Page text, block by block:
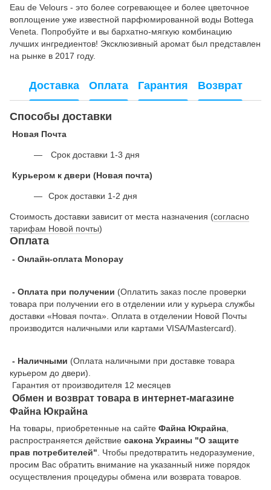
Eau de Velours - это более согревающее и более цветочное
воплощение уже известной парфюмированной воды Bottega
Veneta. Попробуйте и вы бархатно-мягкую комбинацию
лучших ингредиентов! Эксклюзивный аромат был представлен
на рынке в 2017 году.
Доставка Оплата Гарантия Возврат
Способы доставки
Новая Почта
Срок доставки 1-3 дня
Курьером к двери (Новая почта)
Срок доставки 1-2 дня
Стоимость доставки зависит от места назначения (согласно
тарифам Новой почты)
Оплата
- Онлайн-оплата Monopay
- Оплата при получении (Оплатить заказ после проверки
товара при получении его в отделении или у курьера службы
доставки «Новая почта». Оплата в отделении Новой Почты
производится наличными или картами VISA/Mastercard).
- Наличными (Оплата наличными при доставке товара
курьером до двери).
Гарантия от производителя 12 месяцев
Обмен и возврат товара в интернет-магазине
Файна Юкрайна
На товары, приобретенные на сайте Файна Юкрайна
распространяется действие cакона Украины "О защите
прав потребителей" . Чтобы предотвратить недоразумение,
просим Вас обратить внимание на указанный ниже порядок
осуществления процедуры обмена или возврата товаров.